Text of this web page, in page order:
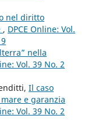
nel diritto
, DPCE Online: Vol.
nella
Vol. 39 No. 2
Il caso
e garanzia
Vol. 39 No. 2